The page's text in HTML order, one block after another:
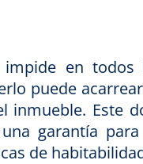
en
puede
inmueble. Este
garantía
de